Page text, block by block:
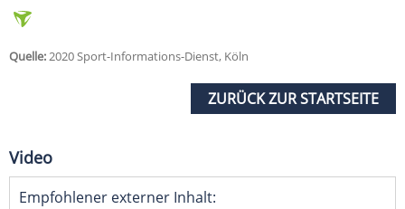
Quelle:2020 Sport-Informations-Dienst, Köln
ZURÜCK ZUR STARTSEITE
Video
Empfohlener externer Inhalt: